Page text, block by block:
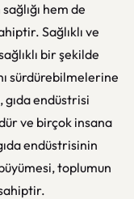
hem de
Sağlıklı ve
bir şekilde
sürdürebilmelerine
gıda endüstrisi
ve birçok insana
endüstrisinin
toplumun